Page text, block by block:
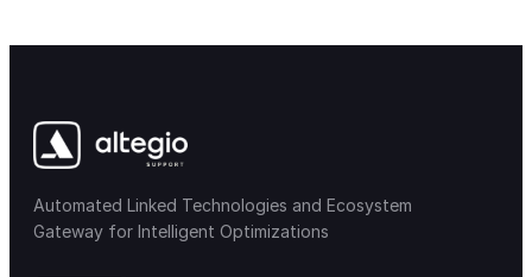
Automated Linked Technologies and Ecosystem
Gateway for Intelligent Optimizations